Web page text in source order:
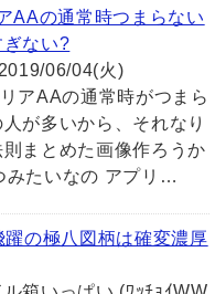
AAの通常時つまらない
ぎない?
06/04(火)
アAAの通常時がつまら
が多いから、それなり
まとめた画像作ろうか
みたいなの アプリ…
の極八図柄は確変濃厚